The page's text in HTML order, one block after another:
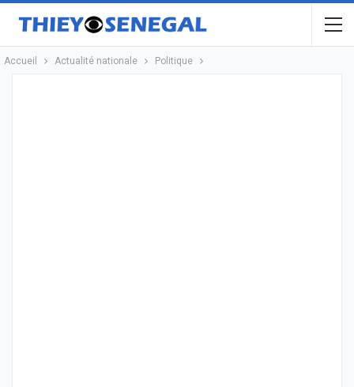
Accueil Actualité nationale Politique